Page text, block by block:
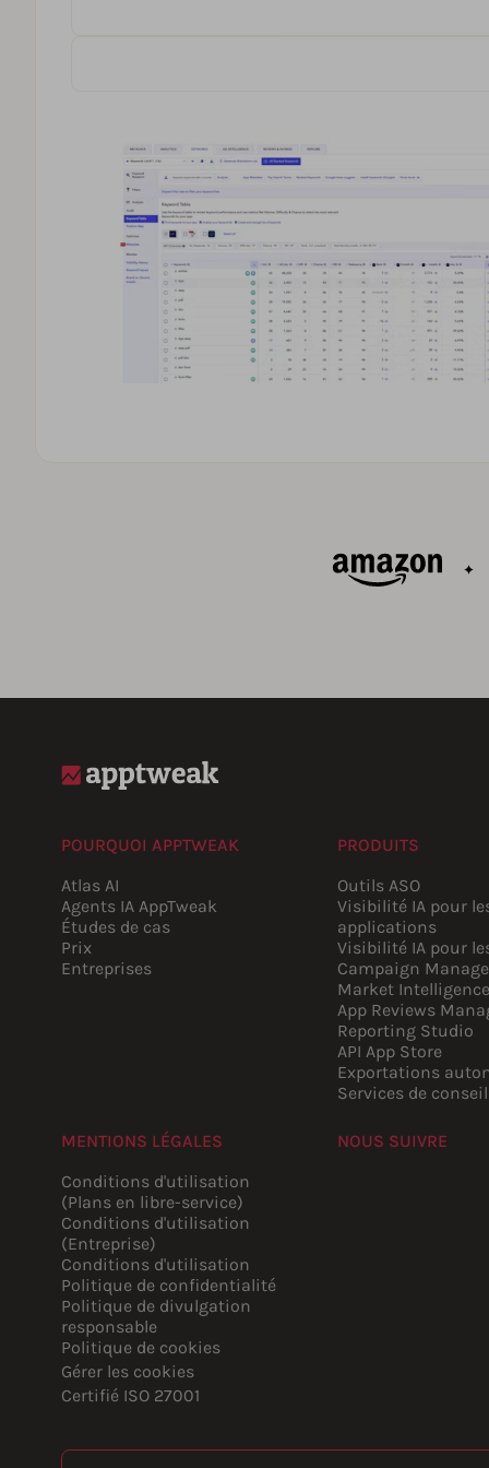
POURQUOI APPTWEAK
Atlas AI
Agents IA AppTweak
Études de cas
Prix
Entreprises
PRODUITS
Outils ASO
Visibilité IA pour
applications
Visibilité IA pour
Campaign
Market Intelligence
App Reviews
Reporting Studio
API App Store
Exportations
Services de conseil
MENTIONS LÉGALES
Conditions d'utilisation
(Plans en libre-service)
Conditions d'utilisation
(Entreprise)
Conditions d'utilisation
Politique de confidentialité
Politique de divulgation
responsable
Politique de cookies
Gérer les cookies
Certifié ISO 27001
NOUS SUIVRE